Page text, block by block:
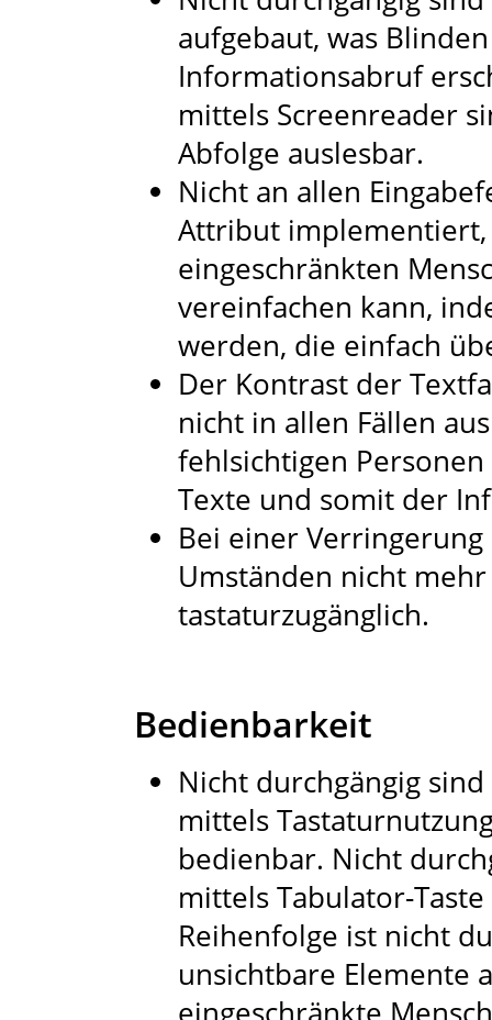
aufgebaut, was
Informationsabruf
mittels Screenreader
Abfolge auslesbar.
Nicht an allen
Attribut
eingeschränkten
vereinfachen kann,
werden, die einfach
Der Kontrast der
nicht in allen Fällen
fehlsichtigen
Texte und somit der
Bei einer
Umständen nicht
tastaturzugänglich.
Bedienbarkeit
Nicht durchgängig
mittels
bedienbar. Nicht
mittels Tabulator-
Reihenfolge ist nicht
unsichtbare Elemente